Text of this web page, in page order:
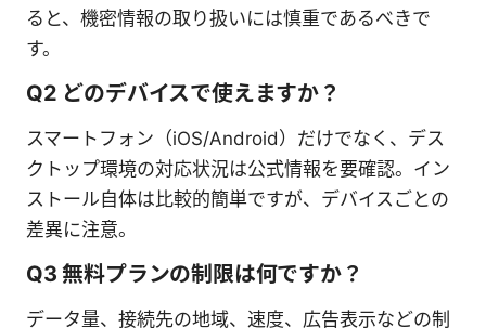
ると、機密情報の取り扱いには慎重であるべきで
す。
Q2 どのデバイスで使えますか？
スマートフォン（iOS/Android）だけでなく、デス
クトップ環境の対応状況は公式情報を要確認。イン
ストール自体は比較的簡単ですが、デバイスごとの
差異に注意。
Q3 無料プランの制限は何ですか？
データ量、接続先の地域、速度、広告表示などの制